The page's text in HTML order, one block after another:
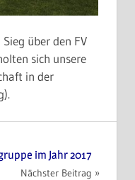
über den FV
sich unsere
in der
im Jahr 2017
Nächster Beitrag